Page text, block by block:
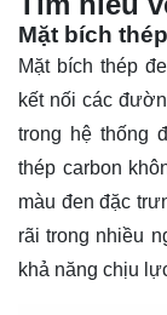
Mặt bích
Mặt bích thép
kết nối các
trong hệ thống
thép carbon
màu đen đặc
rãi trong nhiều
khả năng chịu